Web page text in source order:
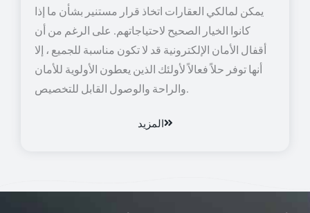
يمكن لمالكي العقارات اتخاذ قرار مستنير بشأن ما إذا
كانوا الخيار الصحيح لاحتياجاتهم. على الرغم من أن
أقفال الأمان الإلكترونية قد لا تكون مناسبة للجميع ، إلا
أنها توفر حلاً فعالاً لأولئك الذين يعطون الأولوية للأمان
والراحة والوصول القابل للتخصيص.
المزيد